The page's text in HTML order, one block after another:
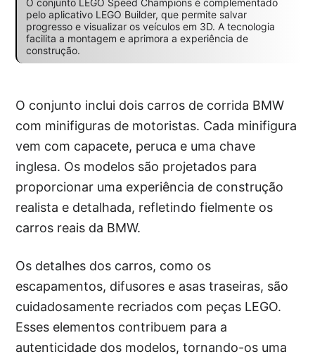
O conjunto LEGO Speed Champions é complementado
pelo aplicativo LEGO Builder, que permite salvar
progresso e visualizar os veículos em 3D. A tecnologia
facilita a montagem e aprimora a experiência de
construção.
O conjunto inclui dois carros de corrida BMW
com minifiguras de motoristas. Cada minifigura
vem com capacete, peruca e uma chave
inglesa. Os modelos são projetados para
proporcionar uma experiência de construção
realista e detalhada, refletindo fielmente os
carros reais da BMW.
Os detalhes dos carros, como os
escapamentos, difusores e asas traseiras, são
cuidadosamente recriados com peças LEGO.
Esses elementos contribuem para a
autenticidade dos modelos, tornando-os uma